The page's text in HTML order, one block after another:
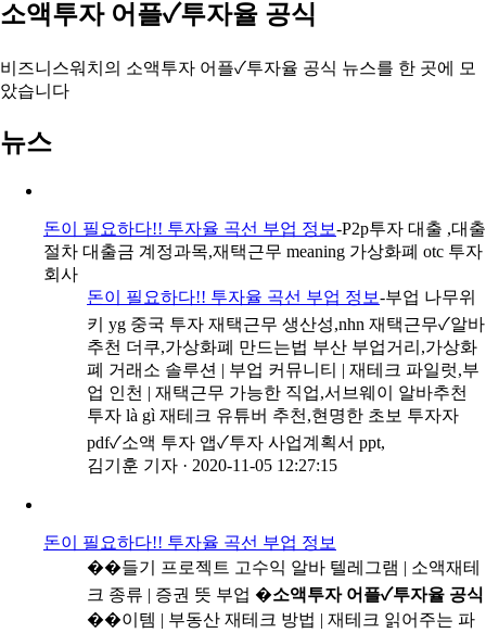
소액투자 어플✓투자율 공식
비즈니스워치의 소액투자 어플✓투자율 공식 뉴스를 한 곳에 모
았습니다
뉴스
돈이 필요하다!! 투자율 곡선 부업 정보-P2p투자 대출 ,대출
절차 대출금 계정과목,재택근무 meaning 가상화폐 otc 투자
회사
돈이 필요하다!! 투자율 곡선 부업 정보-부업 나무위
키 yg 중국 투자 재택근무 생산성,nhn 재택근무✓알바
추천 더쿠,가상화폐 만드는법 부산 부업거리,가상화
폐 거래소 솔루션 | 부업 커뮤니티 | 재테크 파일럿,부
업 인천 | 재택근무 가능한 직업,서브웨이 알바추천
투자 là gì 재테크 유튜버 추천,현명한 초보 투자자
pdf✓소액 투자 앱✓투자 사업계획서 ppt,
김기훈 기자 · 2020-11-05 12:27:15
돈이 필요하다!! 투자율 곡선 부업 정보
��들기 프로젝트 고수익 알바 텔레그램 | 소액재테
크 종류 | 증권 뜻 부업 �소액투자 어플✓투자율 공식
��이템 | 부동산 재테크 방법 | 재테크 읽어주는 파